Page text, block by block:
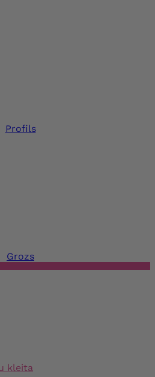
Profils
Grozs
kleita